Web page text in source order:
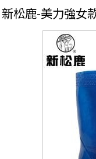
新松鹿-美力強女